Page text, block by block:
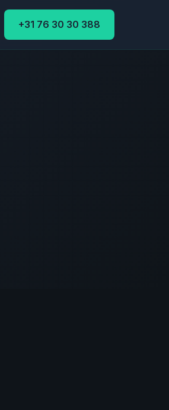
+31 76 30 30 388